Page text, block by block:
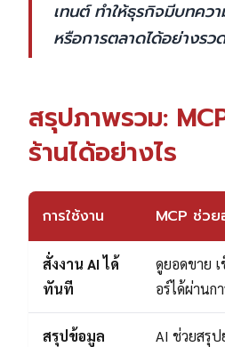
เทนต์ ทำให้ธุรกิจมีบทคว
หรือการตลาดได้อย่างรว
สรุปภาพรวม:
ร้านได้อย่างไร
การใช้งาน MCP ช่วย
สั่งงาน AI ได้
ทันที
ดูยอดขาย
อร์ได้ผ่านก
สรุปข้อมูล
AI ช่วยสรุป